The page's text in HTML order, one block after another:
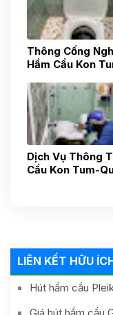
LIÊN KẾT HỮU
Hút hầm cầu
Thông Cống
Hầm Cầu Kon
Dịch Vụ Thông
Cầu Kon Tum-